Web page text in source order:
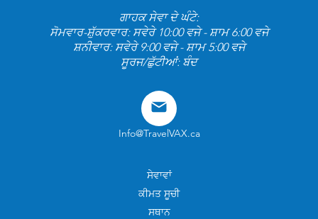
ਗਾਹਕ ਸੇਵਾ ਦੇ ਘੰਟੇ:
ਸੋਮਵਾਰ-ਸ਼ੁੱਕਰਵਾਰ: ਸਵੇਰੇ 10:00 ਵਜੇ - ਸ਼ਾਮ 6:00 ਵਜੇ
ਸ਼ਨੀਵਾਰ: ਸਵੇਰੇ 9:00 ਵਜੇ - ਸ਼ਾਮ 5:00 ਵਜੇ
ਸੂਰਜ/ਛੁੱਟੀਆਂ: ਬੰਦ
Info@TravelVAX.ca
ਸੇਵਾਵਾਂ
ਕੀਮਤ ਸੂਚੀ
ਸਥਾਨ